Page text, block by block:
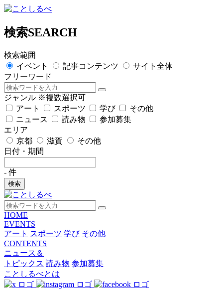
検索SEARCH
検索範囲
イベント
記事コンテンツ
サイト全体
フリーワード
ジャンル ※複数選択可
アート
スポーツ 学び
その他
ニュース
読み物
参加募集
エリア
京都
滋賀
その他
日付・期間
- 件
検索
HOME
EVENTS
アート スポーツ 学び その他
CONTENTS
ニュース＆
トピックス 読み物 参加募集
ことしるべとは